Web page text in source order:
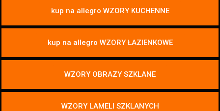
kup na allegro WZORY KUCHENNE
kup na allegro WZORY ŁAZIENKOWE
WZORY OBRAZY SZKLANE
WZORY LAMELI SZKLANYCH